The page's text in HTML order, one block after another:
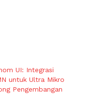
UI: Integrasi
untuk Ultra Mikro
Pengembangan